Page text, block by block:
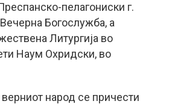
пелагониски г.
Богослужба, а
Литургија во
Наум Охридски, во
верниот народ се причести